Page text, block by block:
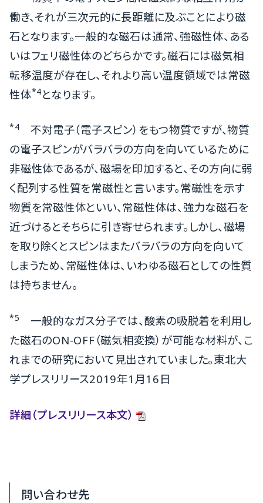
働き、それが三次元的に長距離に及ぶことにより磁
石となります。一般的な磁石は通常、強磁性体、ある
いはフェリ磁性体のどちらかです。磁石には磁気相
転移温度が存在し、それより高い温度領域では常磁
性体*4となります。
*4
不対電子（電子スピン）をもつ物質ですが、物質
の電子スピンがバラバラの方向を向いているために
非磁性体であるが、磁場を印加すると、その方向に弱
く配列する性質を常磁性と言います。常磁性を示す
物質を常磁性体といい、常磁性体は、強力な磁石を
近づけるとそちらに引き寄せられます。しかし、磁場
を取り除くとスピンはまたバラバラの方向を向いて
しまうため、常磁性体は、いわゆる磁石としての性質
は持ちません。
*5
一般的なガス分子では、酸素の吸脱着を利用し
た磁石のON-OFF（磁気相変換）が可能な材料が、こ
れまでの研究において見出されていました。東北大
学プレスリリース2019年1月16日
詳細（プレスリリース本文）
問い合わせ先